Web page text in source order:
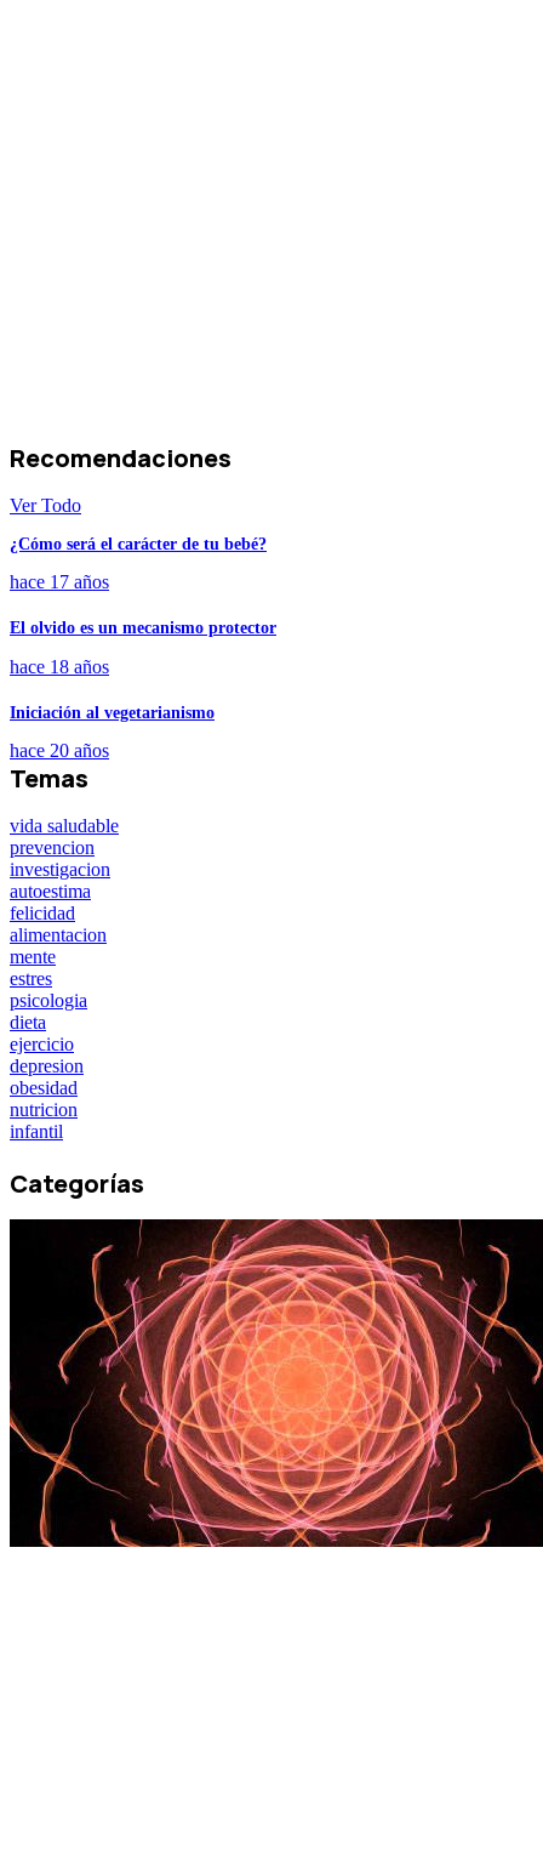
Recomendaciones
Ver Todo
¿Cómo será el carácter de tu bebé?
hace 17 años
El olvido es un mecanismo protector
hace 18 años
Iniciación al vegetarianismo
hace 20 años
Temas
vida saludable
prevencion
investigacion
autoestima
felicidad
alimentacion
mente
estres
psicologia
dieta
ejercicio
depresion
obesidad
nutricion
infantil
Categorías